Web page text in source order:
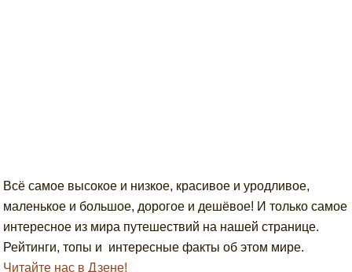
Всё самое высокое и низкое, красивое и уродливое,
маленькое и большое, дорогое и дешёвое! И только самое
интересное из мира путешествий на нашей странице.
Рейтинги, топы и интересные факты об этом мире.
Читайте нас в Дзене!